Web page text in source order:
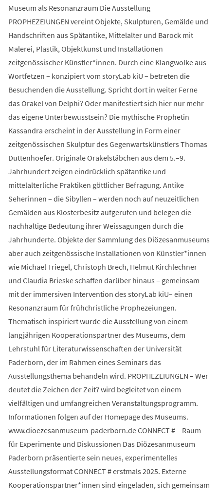
Museum als Resonanzraum Die Ausstellung
PROPHEZEIUNGEN vereint Objekte, Skulpturen, Gemälde und
Handschriften aus Spätantike, Mittelalter und Barock mit
Malerei, Plastik, Objektkunst und Installationen
zeitgenössischer Künstler*innen. Durch eine Klangwolke aus
Wortfetzen – konzipiert vom storyLab kiU – betreten die
Besuchenden die Ausstellung. Spricht dort in weiter Ferne
das Orakel von Delphi? Oder manifestiert sich hier nur mehr
das eigene Unterbewusstsein? Die mythische Prophetin
Kassandra erscheint in der Ausstellung in Form einer
zeitgenössischen Skulptur des Gegenwartskünstlers Thomas
Duttenhoefer. Originale Orakelstäbchen aus dem 5.–9.
Jahrhundert zeigen eindrücklich spätantike und
mittelalterliche Praktiken göttlicher Befragung. Antike
Seherinnen – die Sibyllen – werden noch auf neuzeitlichen
Gemälden aus Klosterbesitz aufgerufen und belegen die
nachhaltige Bedeutung ihrer Weissagungen durch die
Jahrhunderte. Objekte der Sammlung des Diözesanmuseums
aber auch zeitgenössische Installationen von Künstler*innen
wie Michael Triegel, Christoph Brech, Helmut Kirchlechner
und Claudia Brieske schaffen darüber hinaus – gemeinsam
mit der immersiven Intervention des storyLab kiU– einen
Resonanzraum für frühchristliche Prophezeiungen.
Thematisch inspiriert wurde die Ausstellung von einem
langjährigen Kooperationspartner des Museums, dem
Lehrstuhl für Literaturwissenschaften der Universität
Paderborn, der im Rahmen eines Seminars das
Ausstellungsthema behandeln wird. PROPHEZEIUNGEN – Wer
deutet die Zeichen der Zeit? wird begleitet von einem
vielfältigen und umfangreichen Veranstaltungsprogramm.
Informationen folgen auf der Homepage des Museums.
www.dioezesanmuseum-paderborn.de CONNECT # – Raum
für Experimente und Diskussionen Das Diözesanmuseum
Paderborn präsentierte sein neues, experimentelles
Ausstellungsformat CONNECT # erstmals 2025. Externe
Kooperationspartner*innen sind eingeladen, sich gemeinsam